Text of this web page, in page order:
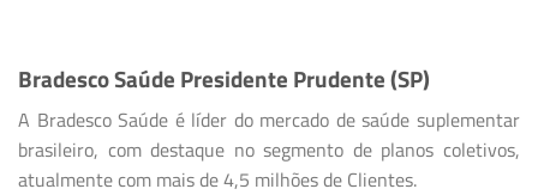
Bradesco Saúde Presidente Prudente (SP)
A Bradesco Saúde é líder do mercado de saúde suplementar
brasileiro, com destaque no segmento de planos coletivos,
atualmente com mais de 4,5 milhões de Clientes.